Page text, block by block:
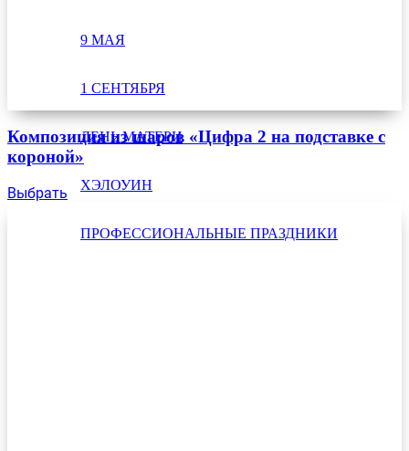
9 МАЯ
1 СЕНТЯБРЯ
ДЕНЬ МАТЕРИ
ХЭЛОУИН
ПРОФЕССИОНАЛЬНЫЕ ПРАЗДНИКИ
Композиция из шаров «Цифра 2 на подставке с
короной»
Выбрать